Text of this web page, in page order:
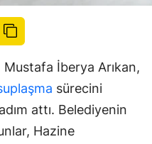
Mustafa İberya Arıkan,
sürecini
attı. Belediyenin
Hazine